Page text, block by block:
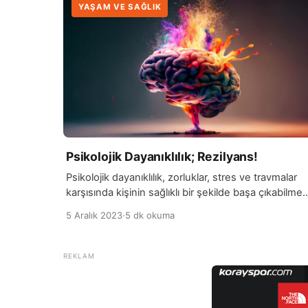
YAŞAM VE SAĞLIK
Psikolojik Dayanıklılık; Rezilyans!
Psikolojik dayanıklılık, zorluklar, stres ve travmalar
karşısında kişinin sağlıklı bir şekilde başa çıkabilme
yaşadığı olumsuz olaylara rağmen duygusal,
ifade eder. Rezilyans, bir kişinin yaşamındaki
olumsuz durumları atlatma, bu durumları aşma ve
gelişme sürecinde güçlenme kapasitesini içerir.
5 Aralık 2023·5 dk okuma